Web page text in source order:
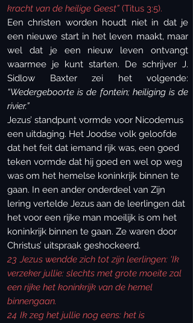
kracht van de heilige Geest” (Titus 3:5).
Een christen worden houdt niet in dat je
een nieuwe start in het leven maakt, maar
wel dat je een nieuw leven ontvangt
waarmee je kunt starten. De schrijver J.
Sidlow Baxter zei het volgende:
“Wedergeboorte is de fontein; heiliging is de
rivier.”
Jezus’ standpunt vormde voor Nicodemus
een uitdaging. Het Joodse volk geloofde
dat het feit dat iemand rijk was, een goed
teken vormde dat hij goed en wel op weg
was om het hemelse koninkrijk binnen te
gaan. In een ander onderdeel van Zijn
lering vertelde Jezus aan de leerlingen dat
het voor een rijke man moeilijk is om het
koninkrijk binnen te gaan. Ze waren door
Christus’ uitspraak geshockeerd.
23 Jezus wendde zich tot zijn leerlingen: ‘Ik
verzeker jullie: slechts met grote moeite zal
een rijke het koninkrijk van de hemel
binnengaan.
24 Ik zeg het jullie nog eens: het is